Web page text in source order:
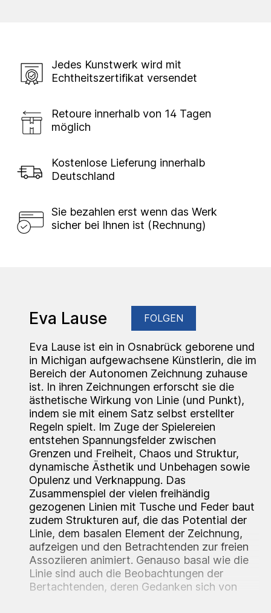
Jedes Kunstwerk wird mit
Echtheitszertifikat versendet
Retoure innerhalb von 14 Tagen
möglich
Kostenlose Lieferung innerhalb
Deutschland
Sie bezahlen erst wenn das Werk
sicher bei Ihnen ist (Rechnung)
Eva Lause FOLGEN
Eva Lause ist ein in Osnabrück geborene und
in Michigan aufgewachsene Künstlerin, die im
Bereich der Autonomen Zeichnung zuhause
ist. In ihren Zeichnungen erforscht sie die
ästhetische Wirkung von Linie (und Punkt),
indem sie mit einem Satz selbst erstellter
Regeln spielt. Im Zuge der Spielereien
entstehen Spannungsfelder zwischen
Grenzen und Freiheit, Chaos und Struktur,
dynamische Ästhetik und Unbehagen sowie
Opulenz und Verknappung. Das
Zusammenspiel der vielen freihändig
gezogenen Linien mit Tusche und Feder baut
zudem Strukturen auf, die das Potential der
Linie, dem basalen Element der Zeichnung,
aufzeigen und den Betrachtenden zur freien
Assoziieren animiert. Genauso basal wie die
Linie sind auch die Beobachtungen der
Bertachtenden, deren Gedanken sich von